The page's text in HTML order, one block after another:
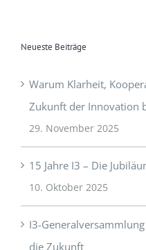
Warum Klarheit,
29. November 2025
15 Jahre I3 – Die
10. Oktober 2025
I3-
die Zukunft
9. Oktober 2025